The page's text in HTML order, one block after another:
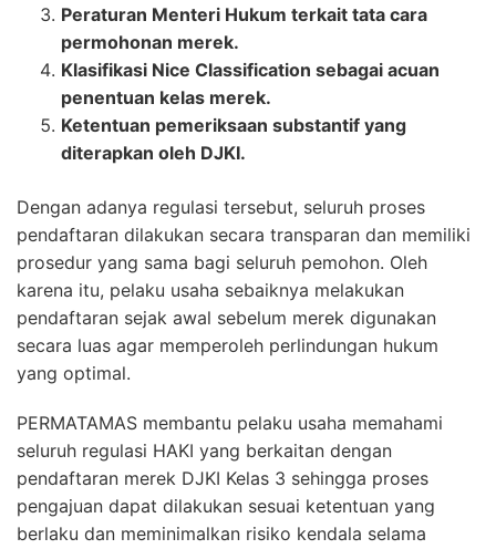
Peraturan Menteri Hukum terkait tata cara
permohonan merek.
Klasifikasi Nice Classification sebagai acuan
penentuan kelas merek.
Ketentuan pemeriksaan substantif yang
diterapkan oleh DJKI.
Dengan adanya regulasi tersebut, seluruh proses
pendaftaran dilakukan secara transparan dan memiliki
prosedur yang sama bagi seluruh pemohon. Oleh
karena itu, pelaku usaha sebaiknya melakukan
pendaftaran sejak awal sebelum merek digunakan
secara luas agar memperoleh perlindungan hukum
yang optimal.
PERMATAMAS membantu pelaku usaha memahami
seluruh regulasi HAKI yang berkaitan dengan
pendaftaran merek DJKI Kelas 3 sehingga proses
pengajuan dapat dilakukan sesuai ketentuan yang
berlaku dan meminimalkan risiko kendala selama